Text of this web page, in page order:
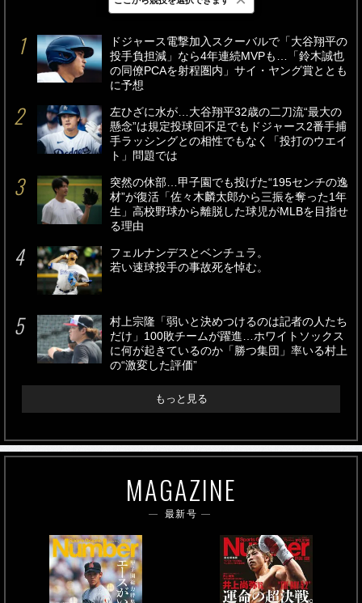
最新 24時間 週間
ドジャース電撃加入スクーバルで「大谷翔平の
投手負担減」なら4年連続MVPも…「鈴木誠也
の同僚PCAを射程圏内」サイ・ヤング賞ととも
に予想
左ひざに水が…大谷翔平32歳の二刀流“最大の
懸念”は規定投球回不足でもドジャース2番手捕
手ラッシングとの相性でもなく「投打のウエイ
ト」問題では
突然の休部…甲子園でも投げた“195センチの逸
材”が復活「佐々木麟太郎から三振を奪った1年
生」高校野球から離脱した球児がMLBを目指せ
る理由
フェルナンデスとベンチュラ。
若い速球投手の事故死を悼む。
村上宗隆「弱いと決めつけるのは記者の人たち
だけ」100敗チームが躍進…ホワイトソックス
に何が起きているのか「勝つ集団」率いる村上
の“激変した評価”
もっと見る
MAGAZINE
最新号